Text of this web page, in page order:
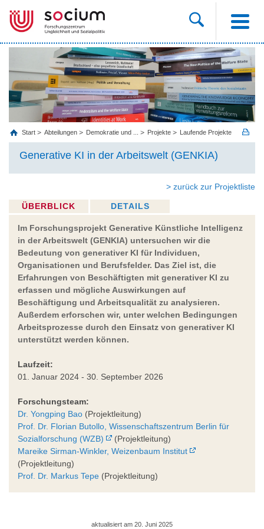
Start Abteilungen Demokratie und ... Projekte Laufende Projekte
Generative KI in der Arbeitswelt (GENKIA)
> zurück zur Projektliste
ÜBERBLICK DETAILS
Im Forschungsprojekt Generative Künstliche Intelligenz
in der Arbeitswelt (GENKIA) untersuchen wir die
Bedeutung von generativer KI für Individuen,
Organisationen und Berufsfelder. Das Ziel ist, die
Erfahrungen von Beschäftigten mit generativer KI zu
erfassen und mögliche Auswirkungen auf
Beschäftigung und Arbeitsqualität zu analysieren.
Außerdem erforschen wir, unter welchen Bedingungen
Arbeitsprozesse durch den Einsatz von generativer KI
unterstützt werden können.
Laufzeit:
01. Januar 2024 - 30. September 2026
Forschungsteam:
Dr. Yongping Bao (Projektleitung)
Prof. Dr. Florian Butollo, Wissenschaftszentrum Berlin für
Sozialforschung (WZB)
(Projektleitung)
Mareike Sirman-Winkler, Weizenbaum Institut
(Projektleitung)
Prof. Dr. Markus Tepe (Projektleitung)
aktualisiert am 20. Juni 2025